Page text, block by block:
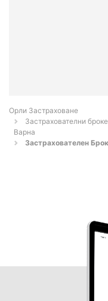
Орли Застраховане
Застрахователни
Варна
Застрахователен